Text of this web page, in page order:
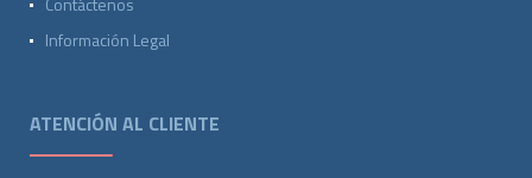
Información Legal
ATENCIÓN AL CLIENTE